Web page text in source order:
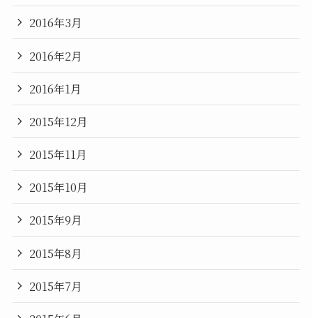
2016年3月
2016年2月
2016年1月
2015年12月
2015年11月
2015年10月
2015年9月
2015年8月
2015年7月